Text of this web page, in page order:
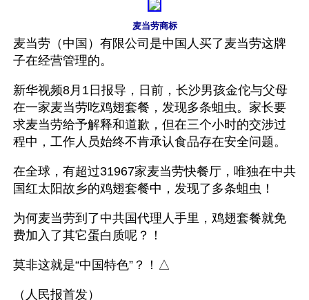
麦当劳商标
麦当劳（中国）有限公司是中国人买了麦当劳这牌
子在经营管理的。
新华视频8月1日报导，日前，长沙男孩金佗与父母
在一家麦当劳吃鸡翅套餐，发现多条蛆虫。家长要
求麦当劳给予解释和道歉，但在三个小时的交涉过
程中，工作人员始终不肯承认食品存在安全问题。
在全球，有超过31967家麦当劳快餐厅，唯独在中共
国红太阳故乡的鸡翅套餐中，发现了多条蛆虫！
为何麦当劳到了中共国代理人手里，鸡翅套餐就免
费加入了其它蛋白质呢？！
莫非这就是“中国特色”？！△